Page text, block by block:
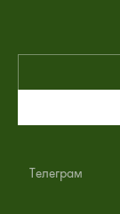
Телеграм